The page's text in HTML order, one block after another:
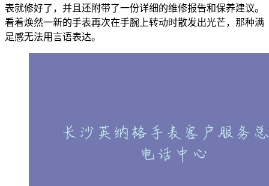
表就修好了，并且还附带了一份详细的维修报告和保养建议。
看着焕然一新的手表再次在手腕上转动时散发出光芒，那种满
足感无法用言语表达。